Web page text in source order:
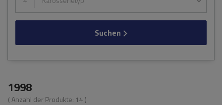
Suchen
1998
( Anzahl der Produkte: 14 )